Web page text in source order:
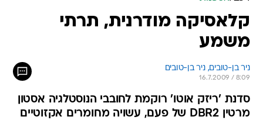
משמע
ניר בן-טובים, ניר בן-טובים
16.7.2009 / 8:09
סדנת 'ריזק אוטו' רוקמת לחובבי הנוסטלגיה אסטון
מרטין DBR2 של פעם, עשויה מחומרים אקזוטיים
כמו של היום